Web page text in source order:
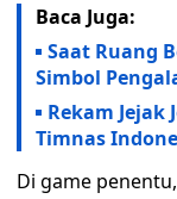
Baca Juga:
Saat Ruang
Simbol
Rekam Jejak
Timnas
Di game